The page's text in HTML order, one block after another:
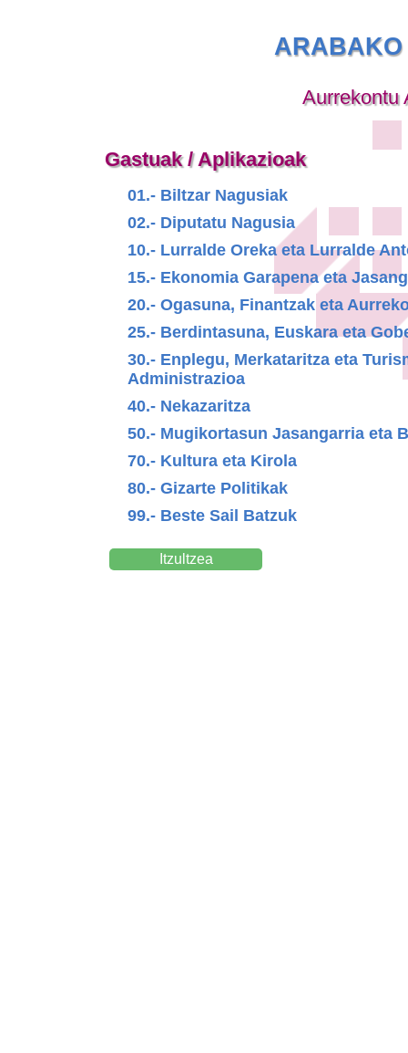
Aurrekontu
Gastuak / Aplikazioak
01.- Biltzar Nagusiak
02.- Diputatu Nagusia
10.- Lurralde Oreka eta Lurralde
15.- Ekonomia Garapena eta
20.- Ogasuna, Finantzak eta
25.- Berdintasuna, Euskara eta
30.- Enplegu, Merkataritza eta
Administrazioa
40.- Nekazaritza
50.- Mugikortasun Jasangarria eta
70.- Kultura eta Kirola
80.- Gizarte Politikak
99.- Beste Sail Batzuk
Itzultzea